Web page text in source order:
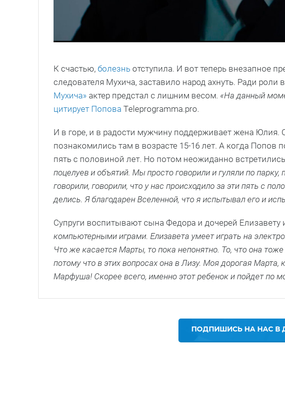
К счастью, болезнь отступила. И вот теперь внезапное
следователя Мухича, заставило народ ахнуть. Ради роли
Мухича» актер предстал с лишним весом. «На данный
цитирует Попова Тeleprogramma.pro.
И в горе, и в радости мужчину поддерживает жена Юлия.
познакомились там в возрасте 15-16 лет. А когда Попов
пять с половиной лет. Но потом неожиданно
поцелуев и объятий. Мы просто говорили и гуляли по парку,
говорили, говорили, что у нас происходило за эти пять с
делись. Я благодарен Вселенной, что я испытывал его и
Супруги воспитывают сына Федора и дочерей Елизавету
компьютерными играми. Елизавета умеет играть на
Что же касается Марты, то пока непонятно. То, что она
потому что в этих вопросах она в Лизу. Моя дорогая
Марфуша! Скорее всего, именно этот ребенок и пойдет по
ПОДПИШИСЬ НА НАС В